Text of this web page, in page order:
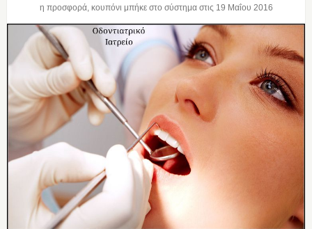
η προσφορά, κουπόνι μπήκε στο σύστημα στις 19 Μαΐου 2016